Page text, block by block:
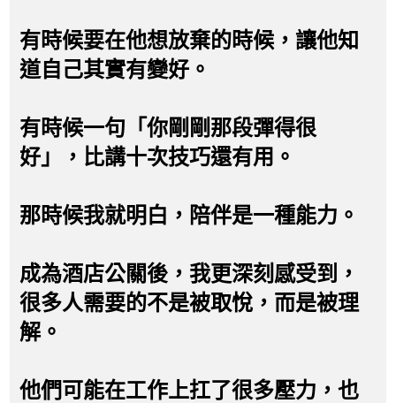
有時候要在他想放棄的時候，讓他知
道自己其實有變好。
有時候一句「你剛剛那段彈得很
好」，比講十次技巧還有用。
那時候我就明白，陪伴是一種能力。
成為酒店公關後，我更深刻感受到，
很多人需要的不是被取悅，而是被理
解。
他們可能在工作上扛了很多壓力，也